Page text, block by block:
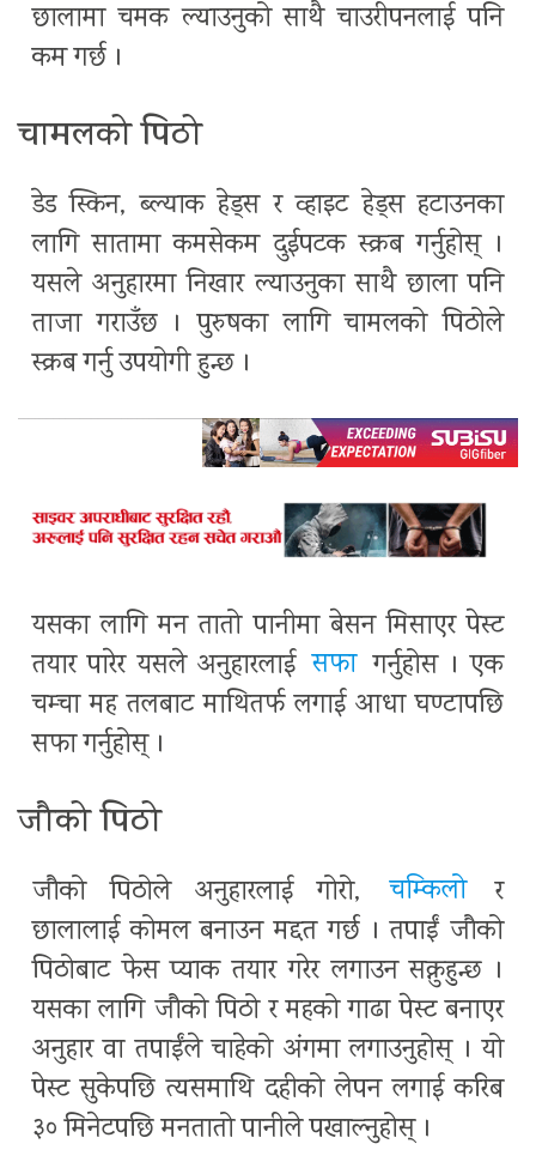
छालामा चमक ल्याउनुको साथै चाउरीपनलाई पनि
कम गर्छ ।
चामलको पिठो
डेड स्किन, ब्ल्याक हेड्स र व्हाइट हेड्स हटाउनका
लागि सातामा कमसेकम दुईपटक स्क्रब गर्नुहोस् ।
यसले अनुहारमा निखार ल्याउनुका साथै छाला पनि
ताजा गराउँछ । पुरुषका लागि चामलको पिठोले
स्क्रब गर्नु उपयोगी हुन्छ ।
यसका लागि मन तातो पानीमा बेसन मिसाएर पेस्ट
तयार पारेर यसले अनुहारलाई सफा गर्नुहोस । एक
चम्चा मह तलबाट माथितर्फ लगाई आधा घण्टापछि
सफा गर्नुहोस् ।
जौको पिठो
जौको पिठोले अनुहारलाई गोरो, चम्किलो
र
छालालाई कोमल बनाउन मद्दत गर्छ । तपाईं जौको
पिठोबाट फेस प्याक तयार गरेर लगाउन सक्नुहुन्छ ।
यसका लागि जौको पिठो र महको गाढा पेस्ट बनाएर
अनुहार वा तपाईंले चाहेको अंगमा लगाउनुहोस् । यो
पेस्ट सुकेपछि त्यसमाथि दहीको लेपन लगाई करिब
३० मिनेटपछि मनतातो पानीले पखाल्नुहोस् ।